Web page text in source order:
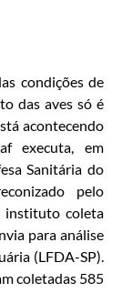
condições de
das aves só é
acontecendo
executa, em
Sanitária do
pelo
instituto coleta
para análise
(LFDA-SP).
coletadas 585